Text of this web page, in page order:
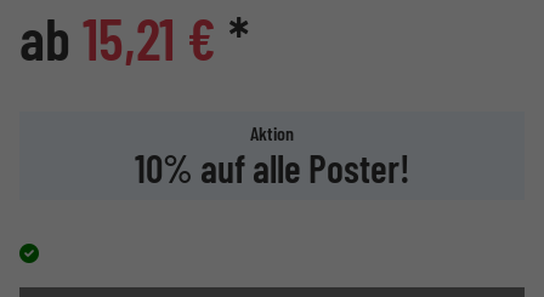
ab 15,21 € *
Aktion
10% auf alle Poster!